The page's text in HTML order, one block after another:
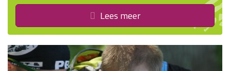
Lees meer